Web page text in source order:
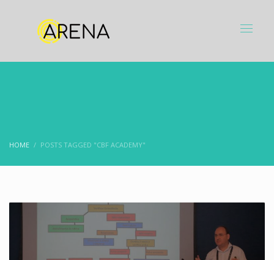
HOME POSTS TAGGED "CBF ACADEMY"